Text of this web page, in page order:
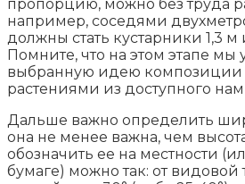
пропорцию, можно без труда
например, соседями
должны стать кустарники 1,3 м
Помните, что на этом этапе мы
выбранную идею композиции
растениями из доступного
Дальше важно определить
она не менее важна, чем
обозначить ее на местности
бумаге) можно так: от видовой